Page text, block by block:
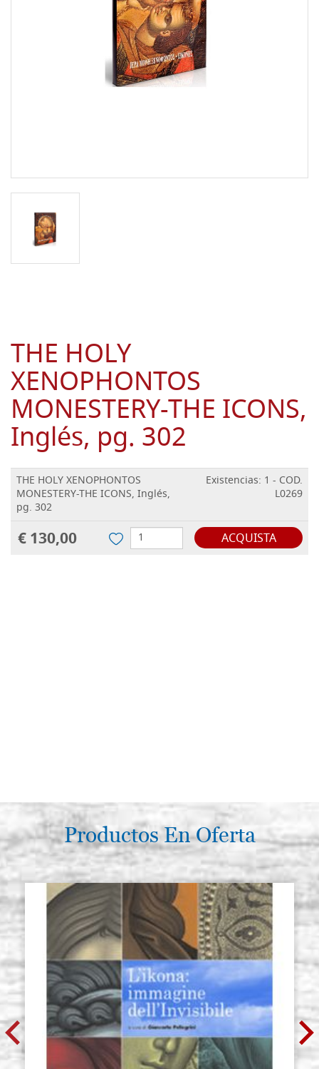
THE HOLY
XENOPHONTOS
MONESTERY-THE ICONS,
Inglés, pg. 302
THE HOLY XENOPHONTOS
MONESTERY-THE ICONS, Inglés,
pg. 302
Existencias: 1 - COD.
L0269
€ 130,00 ACQUISTA
Productos En Oferta